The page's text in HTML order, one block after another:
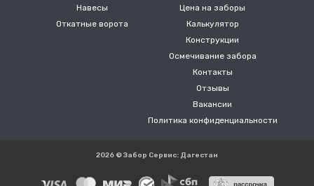
Навесы
Откатные ворота
Цена на заборы
Калькулятор
Конструкции
Осмечивание забора
Контакты
Отзывы
Вакансии
Политика конфиденциальности
2026 © Забор Сервис: Дагестан